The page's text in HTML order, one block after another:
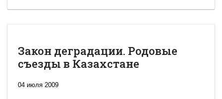
Закон деградации. Родовые
съезды в Казахстане
04 июля 2009